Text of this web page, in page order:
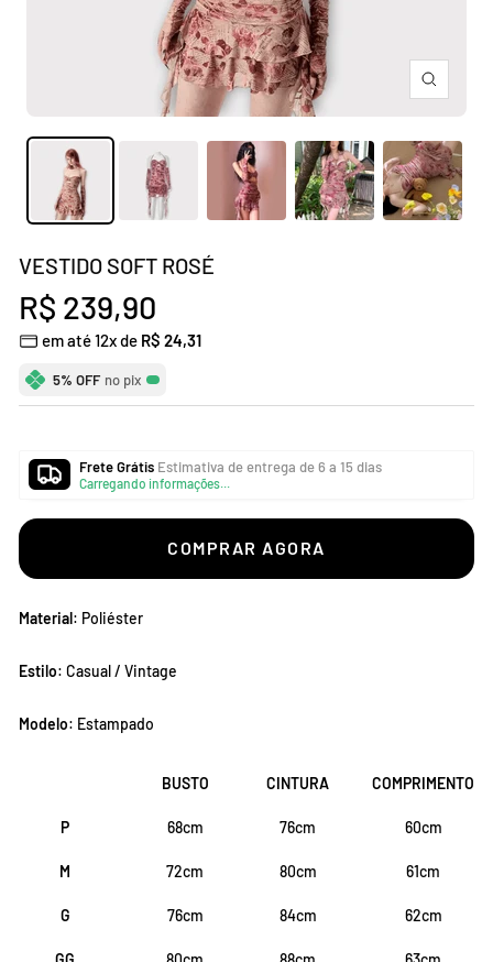
Zoom
VESTIDO SOFT ROSÉ
Preço
promocional
R$ 239,90
em até 12x de R$ 24,31
5% OFF no pix
Frete Grátis Estimativa de entrega de 6 a 15 dias
Carregando informações...
COMPRAR AGORA
Material: Poliéster
Estilo: Casual / Vintage
Modelo: Estampado
BUSTO CINTURA COMPRIMENTO
P 68cm 76cm 60cm
M 72cm 80cm 61cm
G 76cm 84cm 62cm